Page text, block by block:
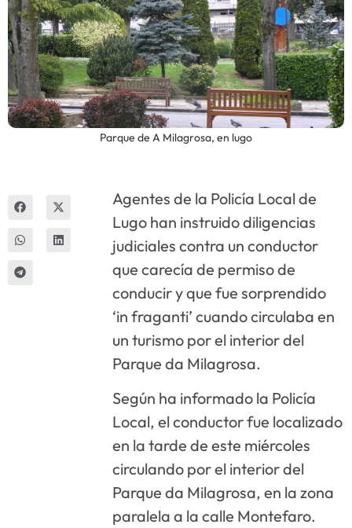
Parque de A Milagrosa, en lugo
Agentes de la Policía Local de
Lugo han instruido diligencias
judiciales contra un conductor
que carecía de permiso de
conducir y que fue sorprendido
‘in fraganti’ cuando circulaba en
un turismo por el interior del
Parque da Milagrosa.
Según ha informado la Policía
Local, el conductor fue localizado
en la tarde de este miércoles
circulando por el interior del
Parque da Milagrosa, en la zona
paralela a la calle Montefaro.